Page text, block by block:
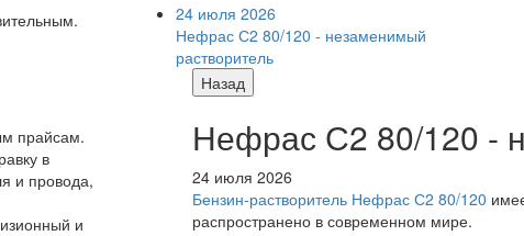
прайсам.
в
и провода,
и
24 июля 2026
Нефрас С2 80/120 - незаменимый
растворитель
Назад
Нефрас С2 80/120 -
24 июля 2026
Бензин-растворитель Нефрас С2 80/120
распространено в современном мире.